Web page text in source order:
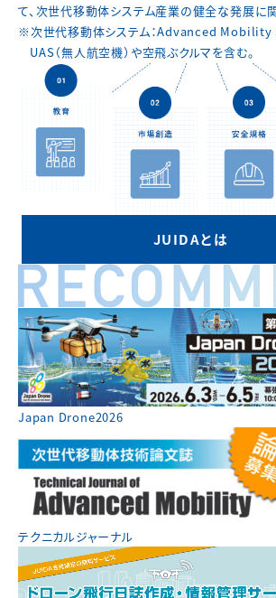
て、 次世代移動体システム産業の健全な発展に関
※次世代移動体システム：Advanced Mobility
UAS（無人航空機）や空飛ぶクルマを含む。
JUIDAとは
Japan Drone2026
テクニカルジャーナル